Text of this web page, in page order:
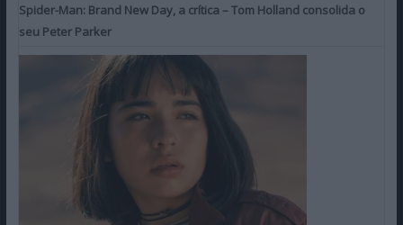
Spider-Man: Brand New Day, a crítica – Tom Holland consolida o
seu Peter Parker